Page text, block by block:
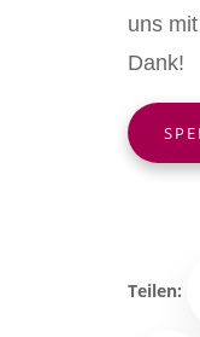
uns
Dank!
Teilen: